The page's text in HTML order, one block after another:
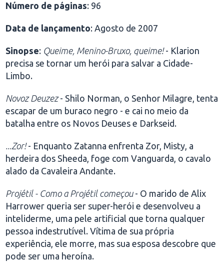
Número de páginas: 96
Data de lançamento: Agosto de 2007
Sinopse: Queime, Menino-Bruxo, queime!- Klarion
precisa se tornar um herói para salvar a Cidade-
Limbo.
Novoz Deuzez- Shilo Norman, o Senhor Milagre, tenta
escapar de um buraco negro - e cai no meio da
batalha entre os Novos Deuses e Darkseid.
...Zor!- Enquanto Zatanna enfrenta Zor, Misty, a
herdeira dos Sheeda, foge com Vanguarda, o cavalo
alado da Cavaleira Andante.
Projétil - Como a Projétil começou- O marido de Alix
Harrower queria ser super-herói e desenvolveu a
inteliderme, uma pele artificial que torna qualquer
pessoa indestrutível. Vítima de sua própria
experiência, ele morre, mas sua esposa descobre que
pode ser uma heroína.